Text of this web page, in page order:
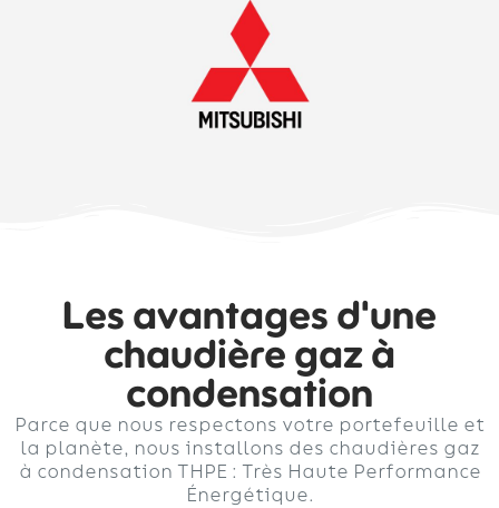
Les avantages d'une
chaudière gaz à
condensation
Parce que nous respectons votre portefeuille et
la planète, nous installons des chaudières gaz
à condensation THPE : Très Haute Performance
Énergétique.